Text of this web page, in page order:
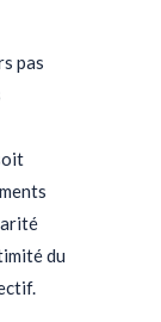
pas
du